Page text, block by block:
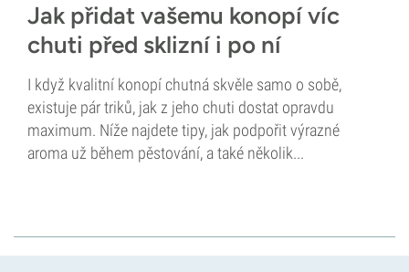
Jak přidat vašemu konopí víc
chuti před sklizní i po ní
I když kvalitní konopí chutná skvěle samo o sobě,
existuje pár triků, jak z jeho chuti dostat opravdu
maximum. Níže najdete tipy, jak podpořit výrazné
aroma už během pěstování, a také několik...